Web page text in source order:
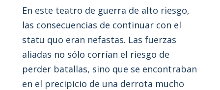
En este teatro de guerra de alto riesgo,
las consecuencias de continuar con el
statu quo eran nefastas. Las fuerzas
aliadas no sólo corrían el riesgo de
perder batallas, sino que se encontraban
en el precipicio de una derrota mucho